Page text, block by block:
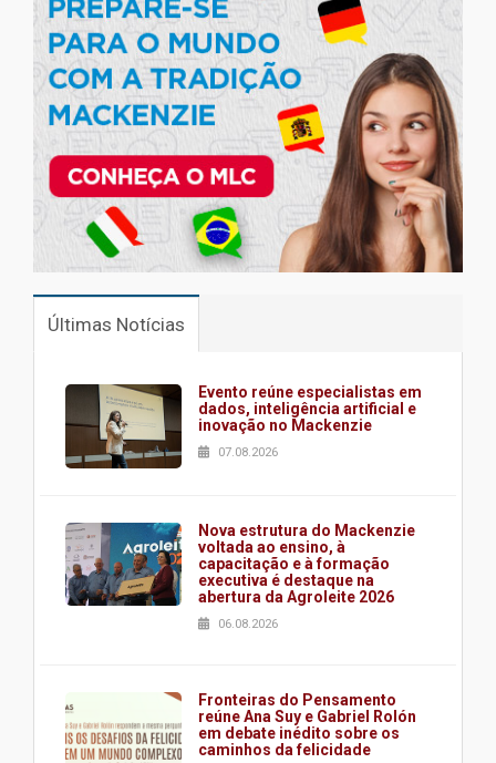
Últimas Notícias
Evento reúne especialistas em
dados, inteligência artificial e
inovação no Mackenzie
07.08.2026
Nova estrutura do Mackenzie
voltada ao ensino, à
capacitação e à formação
executiva é destaque na
abertura da Agroleite 2026
06.08.2026
Fronteiras do Pensamento
reúne Ana Suy e Gabriel Rolón
em debate inédito sobre os
caminhos da felicidade